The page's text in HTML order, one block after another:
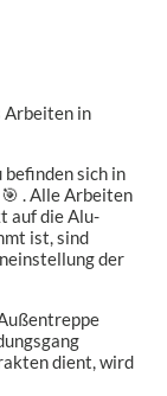
Arbeiten in
befinden sich in
. Alle Arbeiten
auf die Alu-
ist, sind
der
dient, wird